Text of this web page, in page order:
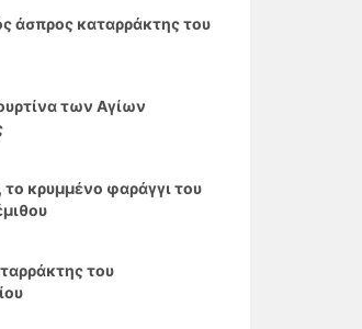
άσπρος καταρράκτης του
των Αγίων
το κρυμμένο φαράγγι του
του